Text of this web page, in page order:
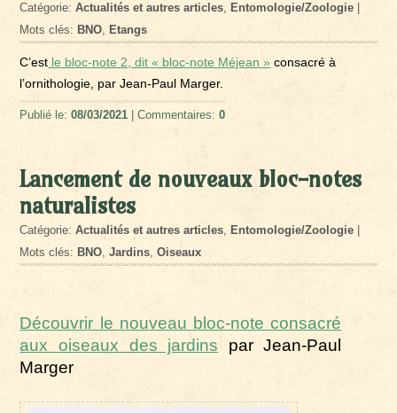
Catégorie:Actualités et autres articles, Entomologie/Zoologie
Mots clés: BNO, Etangs
C’est le bloc-note 2, dit « bloc-note Méjean » consacré à
l’ornithologie, par Jean-Paul Marger.
Publié le:08/03/2021 | Commentaires:0
Lancement de nouveaux bloc-notes
naturalistes
Catégorie:Actualités et autres articles, Entomologie/Zoologie
Mots clés: BNO,Jardins,Oiseaux
Découvrir le nouveau bloc-note consacré
aux oiseaux des jardins par Jean-Paul
Marger